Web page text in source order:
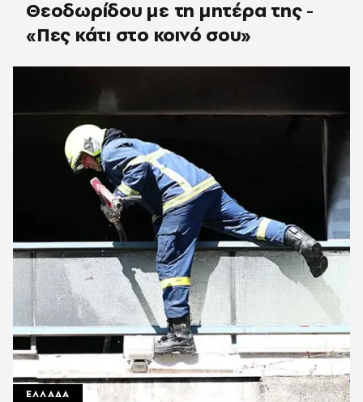
Θεοδωρίδου με τη μητέρα της -
«Πες κάτι στο κοινό σου»
ΕΛΛΑΔΑ